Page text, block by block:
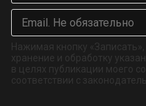
Нажимая кнопку
хранение и обработку
в целях публикации моего
соответствии с